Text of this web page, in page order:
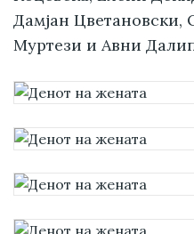
Дамјан
Муртези и Авни